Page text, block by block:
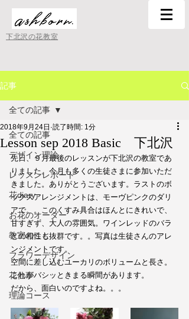
下北沢の花教室
記事
全ての記事
デザイン理論
レッスンレポート
花diary
お花のオーダー
教室のこと
フラワーデザイン
花仕事
理論コース
全ての記事
Lesson sep 2018 Basic 下北沢
2018年9月24日 読了時間: 1分
先日、９月最後のレッスンが下北沢の教室であ
りました。今月も多くの生徒さまに参加いただ
きました。ありがとうございます。ラストのボ
ックスアレンジメントは、モーヴピンクのダリ
アで。。このくすみ具合はほんとにきれいで、
甘すぎず、大人の雰囲気。ワインレッドのバラ
との相性も抜群です。。写真は生徒さんのアレ
ンジメントです。
空間に差し込むユーカリのボリュームと長さ。
これがバシッときまる瞬間があります。
だから、面白いのですよね。。。